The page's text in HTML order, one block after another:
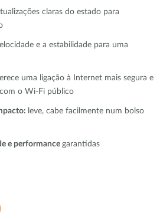
claras do estado para
e a estabilidade para uma
uma ligação à Internet mais segura e
o Wi-Fi público
leve, cabe facilmente num bolso
e performance garantidas